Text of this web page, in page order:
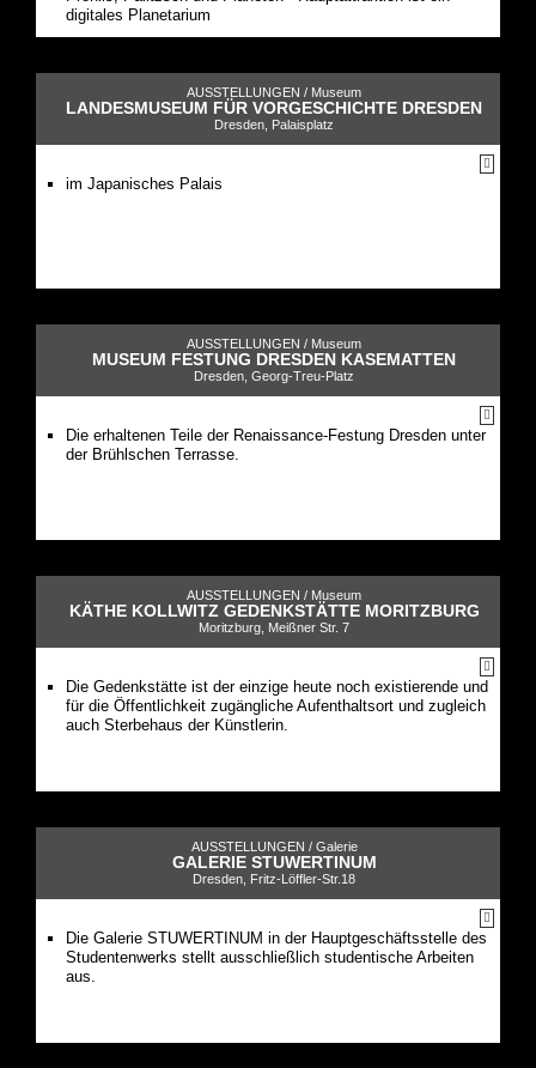
digitales Planetarium
AUSSTELLUNGEN / Museum
LANDESMUSEUM FÜR VORGESCHICHTE DRESDEN
Dresden, Palaisplatz
im Japanisches Palais
AUSSTELLUNGEN / Museum
MUSEUM FESTUNG DRESDEN KASEMATTEN
Dresden, Georg-Treu-Platz
Die erhaltenen Teile der Renaissance-Festung Dresden unter
der Brühlschen Terrasse.
AUSSTELLUNGEN / Museum
KÄTHE KOLLWITZ GEDENKSTÄTTE MORITZBURG
Moritzburg, Meißner Str. 7
Die Gedenkstätte ist der einzige heute noch existierende und
für die Öffentlichkeit zugängliche Aufenthaltsort und zugleich
auch Sterbehaus der Künstlerin.
AUSSTELLUNGEN / Galerie
GALERIE STUWERTINUM
Dresden, Fritz-Löffler-Str.18
Die Galerie STUWERTINUM in der Hauptgeschäftsstelle des
Studentenwerks stellt ausschließlich studentische Arbeiten
aus.